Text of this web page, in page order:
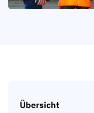
Übersicht